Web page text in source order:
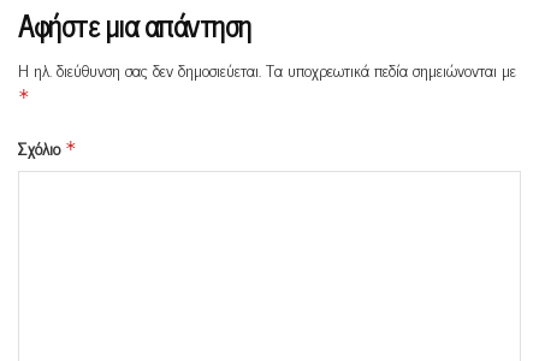
Αφήστε μια απάντηση
Η ηλ. διεύθυνση σας δεν δημοσιεύεται.Τα υποχρεωτικά πεδία σημειώνονται με
*
Σχόλιο *